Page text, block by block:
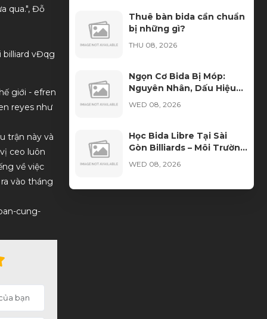
qua.", Đỗ
billiard vĐqg
giới - efren
reyes như
trận này và
ceo luôn
về việc
vào tháng
cung-
Thuê bàn bida cần chuẩn
bị những gì?
THU 08, 2026
Ngọn Cơ Bida Bị Móp:
Nguyên Nhân, Dấu Hiệu
Và Cách Khắc Phục
WED 08, 2026
Học Bida Libre Tại Sài
Gòn Billiards – Môi Trường
Đào Tạo Chuyên Nghiệp
Cho Mọi Trình Độ
WED 08, 2026